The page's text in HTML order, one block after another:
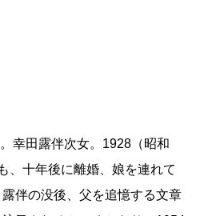
幸田露伴次女。1928（昭和
、十年後に離婚、娘を連れて
伴の没後、父を追憶する文章